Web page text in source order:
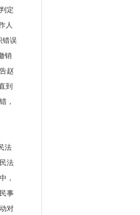
定
人
错误
销
赵
到
，
法
法
，
事
对